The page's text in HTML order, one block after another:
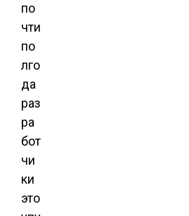
по
чти
по
лго
да
раз
ра
бот
чи
ки
это